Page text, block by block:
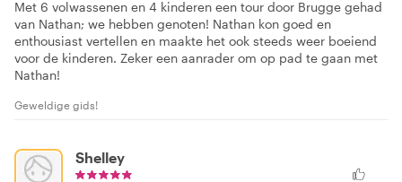
Met 6 volwassenen en 4 kinderen een tour door Brugge gehad
van Nathan; we hebben genoten! Nathan kon goed en
enthousiast vertellen en maakte het ook steeds weer boeiend
voor de kinderen. Zeker een aanrader om op pad te gaan met
Nathan!
Geweldige gids!
Shelley